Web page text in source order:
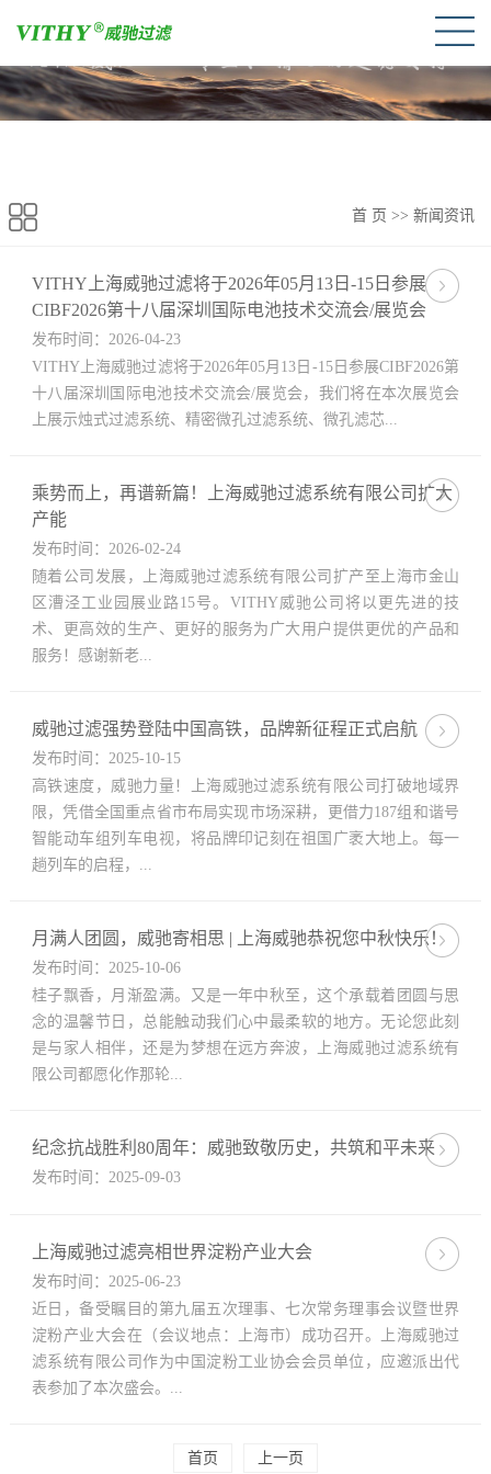
首 页 >> 新闻资讯
VITHY上海威驰过滤将于2026年05月13日-15日参展
CIBF2026第十八届深圳国际电池技术交流会/展览会
发布时间：2026-04-23
VITHY上海威驰过滤将于2026年05月13日-15日参展CIBF2026第
十八届深圳国际电池技术交流会/展览会，我们将在本次展览会
上展示烛式过滤系统、精密微孔过滤系统、微孔滤芯...
乘势而上，再谱新篇！上海威驰过滤系统有限公司扩大
产能
发布时间：2026-02-24
随着公司发展，上海威驰过滤系统有限公司扩产至上海市金山
区漕泾工业园展业路15号。VITHY威驰公司将以更先进的技
术、更高效的生产、更好的服务为广大用户提供更优的产品和
服务！感谢新老...
威驰过滤强势登陆中国高铁，品牌新征程正式启航
发布时间：2025-10-15
高铁速度，威驰力量！上海威驰过滤系统有限公司打破地域界
限，凭借全国重点省市布局实现市场深耕，更借力187组和谐号
智能动车组列车电视，将品牌印记刻在祖国广袤大地上。每一
趟列车的启程，...
月满人团圆，威驰寄相思 | 上海威驰恭祝您中秋快乐！
发布时间：2025-10-06
桂子飘香，月渐盈满。又是一年中秋至，这个承载着团圆与思
念的温馨节日，总能触动我们心中最柔软的地方。无论您此刻
是与家人相伴，还是为梦想在远方奔波，上海威驰过滤系统有
限公司都愿化作那轮...
纪念抗战胜利80周年：威驰致敬历史，共筑和平未来
发布时间：2025-09-03
上海威驰过滤亮相世界淀粉产业大会
发布时间：2025-06-23
近日，备受瞩目的第九届五次理事、七次常务理事会议暨世界
淀粉产业大会在（会议地点：上海市）成功召开。上海威驰过
滤系统有限公司作为中国淀粉工业协会会员单位，应邀派出代
表参加了本次盛会。...
首页 上一页